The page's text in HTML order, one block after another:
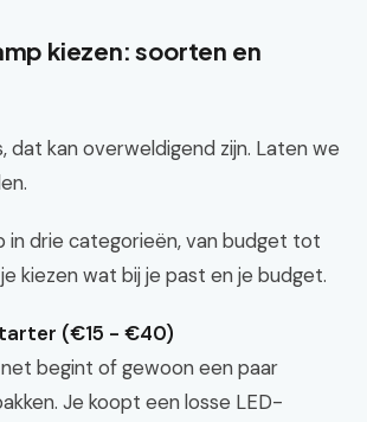
kiezen: soorten en
dat kan overweldigend zijn. Laten we
in drie categorieën, van budget tot
kiezen wat bij je past en je budget.
(€15 - €40)
begint of gewoon een paar
Je koopt een losse LED-